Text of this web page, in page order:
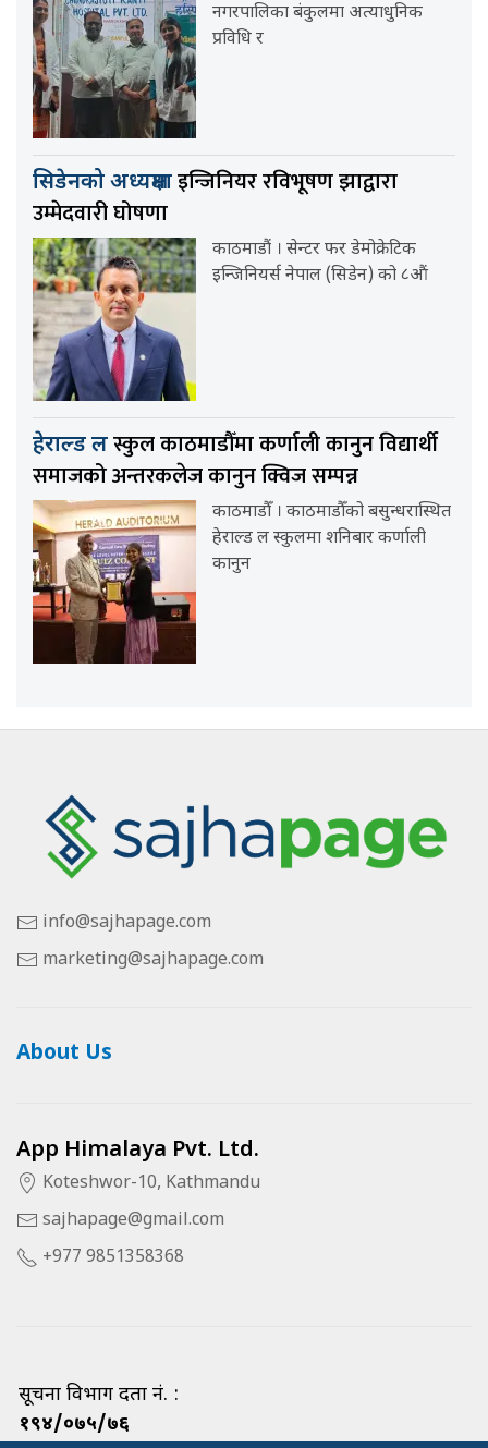
नगरपालिका बंकुलमा अत्याधुनिक
प्रविधि र
सिडेनको अध्यक्षमाइन्जिनियर रविभूषण झाद्वारा
उम्मेदवारी घोषणा
काठमाडौं । सेन्टर फर डेमोक्रेटिक
इन्जिनियर्स नेपाल (सिडेन) को ८औं
हेराल्ड लस्कुल काठमाडौँमा कर्णाली कानुन विद्यार्थी
समाजको अन्तरकलेज कानुन क्विज सम्पन्न
काठमाडौँ । काठमाडौँको बसुन्धरास्थित
हेराल्ड ल स्कुलमा शनिबार कर्णाली
कानुन
info@sajhapage.com
marketing@sajhapage.com
About Us
App Himalaya Pvt. Ltd.
Koteshwor-10, Kathmandu
sajhapage@gmail.com
+977 9851358368
सूचना विभाग दर्ता नं. :
१९४/०७५/७६